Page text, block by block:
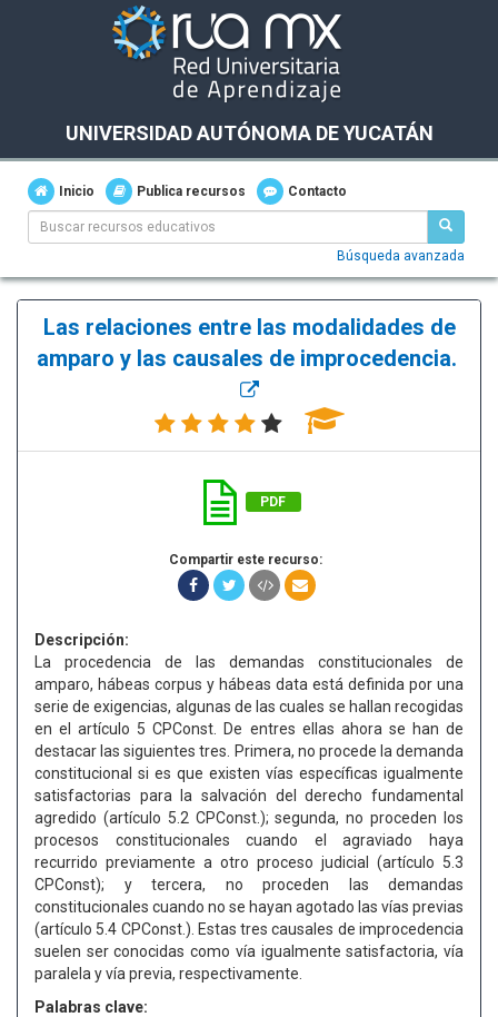
UNIVERSIDAD AUTÓNOMA DE YUCATÁN
Inicio Publica recursos Contacto
Búsqueda avanzada
Las relaciones entre las modalidades de
amparo y las causales de improcedencia.
PDF
Compartir este recurso:
Descripción:
La procedencia de las demandas constitucionales de
amparo, hábeas corpus y hábeas data está definida por una
serie de exigencias, algunas de las cuales se hallan recogidas
en el artículo 5 CPConst. De entres ellas ahora se han de
destacar las siguientes tres. Primera, no procede la demanda
constitucional si es que existen vías específicas igualmente
satisfactorias para la salvación del derecho fundamental
agredido (artículo 5.2 CPConst.); segunda, no proceden los
procesos constitucionales cuando el agraviado haya
recurrido previamente a otro proceso judicial (artículo 5.3
CPConst); y tercera, no proceden las demandas
constitucionales cuando no se hayan agotado las vías previas
(artículo 5.4 CPConst.). Estas tres causales de improcedencia
suelen ser conocidas como vía igualmente satisfactoria, vía
paralela y vía previa, respectivamente.
Palabras clave: